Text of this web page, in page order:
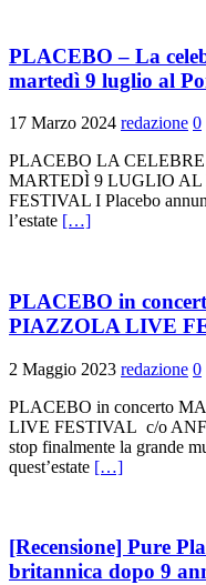
PLACEBO – La
martedì 9 luglio al
17 Marzo 2024 redazione 0
PLACEBO LA
MARTEDÌ 9 LUGLIO AL
FESTIVAL I Placebo
l’estate […]
PLACEBO in
PIAZZOLA LIVE
2 Maggio 2023 redazione 0
PLACEBO in concerto
LIVE FESTIVAL c/o
stop finalmente la grande
quest’estate […]
[Recensione] Pure
britannica dopo 9